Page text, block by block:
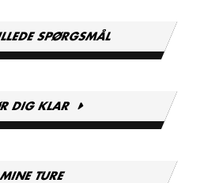
SPØRGSMÅL
DIG KLAR
MINE TURE